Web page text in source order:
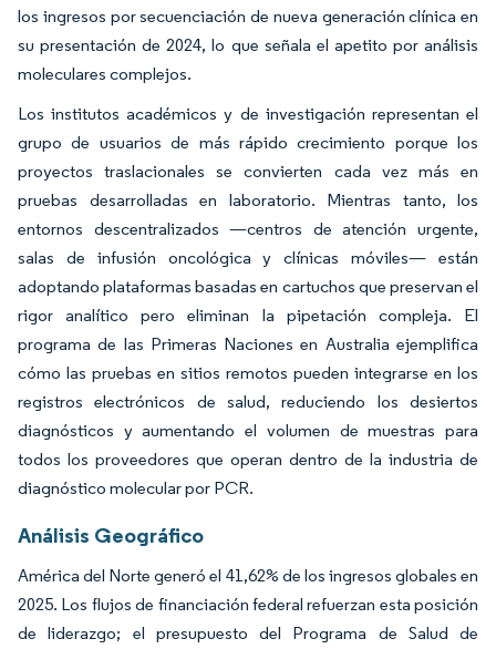
los ingresos por secuenciación de nueva generación clínica en
su presentación de 2024, lo que señala el apetito por análisis
moleculares complejos.
Los institutos académicos y de investigación representan el
grupo de usuarios de más rápido crecimiento porque los
proyectos traslacionales se convierten cada vez más en
pruebas desarrolladas en laboratorio. Mientras tanto, los
entornos descentralizados —centros de atención urgente,
salas de infusión oncológica y clínicas móviles— están
adoptando plataformas basadas en cartuchos que preservan el
rigor analítico pero eliminan la pipetación compleja. El
programa de las Primeras Naciones en Australia ejemplifica
cómo las pruebas en sitios remotos pueden integrarse en los
registros electrónicos de salud, reduciendo los desiertos
diagnósticos y aumentando el volumen de muestras para
todos los proveedores que operan dentro de la industria de
diagnóstico molecular por PCR.
Análisis Geográfico
América del Norte generó el 41,62% de los ingresos globales en
2025. Los flujos de financiación federal refuerzan esta posición
de liderazgo; el presupuesto del Programa de Salud de